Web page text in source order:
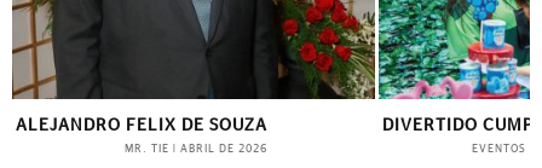
ALEJANDRO FELIX DE SOUZA
MR. TIE ABRIL DE 2026
DIVERTIDO
EVENTOS